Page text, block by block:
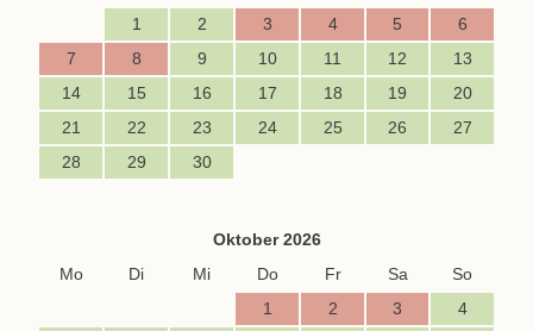
1
2 3 4 5
6
7
8 9 10 11 12
13
14
15 16 17 18 19
20
21
22 23 24 25 26
27
28
29 30
Oktober 2026
Mo
Di Mi Do Fr Sa
So
1
2 3
4